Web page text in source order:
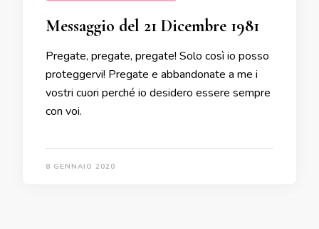
Messaggio del 21 Dicembre 1981
Pregate, pregate, pregate! Solo così io posso
proteggervi! Pregate e abbandonate a me i
vostri cuori perché io desidero essere sempre
con voi.
8 GENNAIO 2020